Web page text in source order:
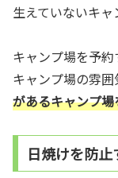
生えていないキャ
キャンプ場を予
キャンプ場の雰囲
があるキャンプ
日焼けを防